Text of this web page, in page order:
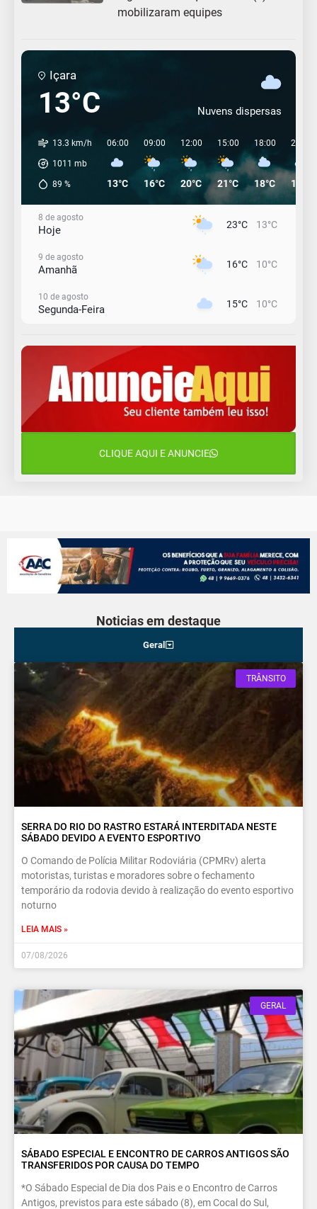
mobilizaram equipes
Içara
13°C Nuvens dispersas
13.3 km/h
1011 mb
89 %
06:00
13°C
09:00
16°C
12:00
20°C
15:00
21°C
18:00
18°C
21:00
17°C
8 de agosto
Hoje 23°C 13°C
9 de agosto
Amanhã 16°C 10°C
10 de agosto
Segunda-Feira 15°C 10°C
Terça-Feira 12°C 11°C
12 de agosto
Quarta-Feira
CLIQUE AQUI E ANUNCIE
Noticias em destaque
Geral
TRÂNSITO
SERRA DO RIO DO RASTRO ESTARÁ INTERDITADA NESTE
SÁBADO DEVIDO A EVENTO ESPORTIVO
O Comando de Polícia Militar Rodoviária (CPMRv) alerta
motoristas, turistas e moradores sobre o fechamento
temporário da rodovia devido à realização do evento esportivo
noturno
LEIA MAIS »
07/08/2026
GERAL
SÁBADO ESPECIAL E ENCONTRO DE CARROS ANTIGOS SÃO
TRANSFERIDOS POR CAUSA DO TEMPO
*O Sábado Especial de Dia dos Pais e o Encontro de Carros
Antigos, previstos para este sábado (8), em Cocal do Sul,